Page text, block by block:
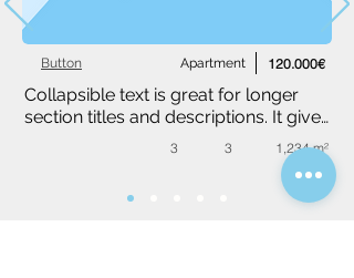
Apartment
Button 120.000€
Collapsible text is great for longer
section titles and descriptions. It gives
people access to all the info they
need, while keeping your layout
clean. Link your text to anything, or
set your text box to expand on click.
3 3 1,234 m²